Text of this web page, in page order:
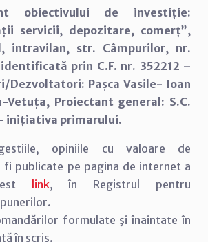
obiectivului de investiție:
servicii, depozitare, comerț”,
intravilan, str. Câmpurilor, nr.
prin C.F. nr. 352212 –
Dezvoltatori: Pașca Vasile- Ioan
Vetuța, Proiectant general: S.C.
- inițiativa primarului.
opiniile cu valoare de
fi publicate pe pagina de internet a
link, în Registrul pentru
formulate şi înaintate în
în scris.